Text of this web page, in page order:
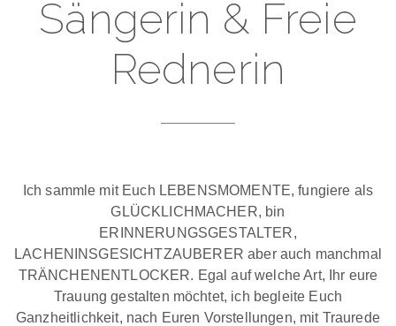
Sängerin & Freie
Rednerin
Ich sammle mit Euch LEBENSMOMENTE, fungiere als
GLÜCKLICHMACHER, bin
ERINNERUNGSGESTALTER,
LACHENINSGESICHTZAUBERER aber auch manchmal
TRÄNCHENENTLOCKER. Egal auf welche Art, Ihr eure
Trauung gestalten möchtet, ich begleite Euch
Ganzheitlichkeit, nach Euren Vorstellungen, mit Traurede